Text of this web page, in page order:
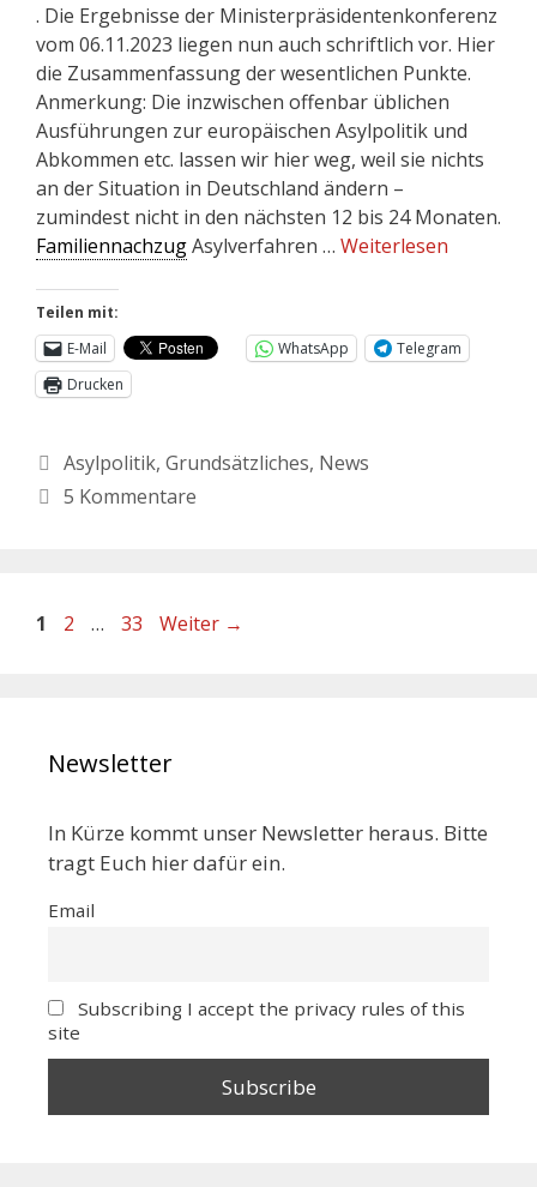
. Die Ergebnisse der Ministerpräsidentenkonferenz
vom 06.11.2023 liegen nun auch schriftlich vor. Hier
die Zusammenfassung der wesentlichen Punkte.
Anmerkung: Die inzwischen offenbar üblichen
Ausführungen zur europäischen Asylpolitik und
Abkommen etc. lassen wir hier weg, weil sie nichts
an der Situation in Deutschland ändern –
zumindest nicht in den nächsten 12 bis 24 Monaten.
FamiliennachzugAsylverfahren … Weiterlesen
Teilen mit:
E-Mail
WhatsApp
Telegram
Drucken
Asylpolitik, Grundsätzliches, News
5 Kommentare
1 2 … 33 Weiter →
Newsletter
In Kürze kommt unser Newsletter heraus. Bitte
tragt Euch hier dafür ein.
Email
Subscribing I accept the privacy rules of this
site